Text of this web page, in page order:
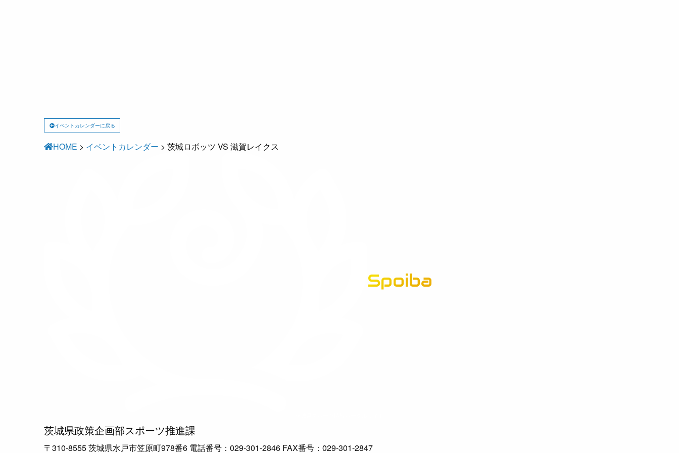
イベントカレンダーに戻る
HOME > イベントカレンダー > 茨城ロボッツ VS 滋賀レイクス
Spoiba
茨城県政策企画部スポーツ推進課
〒310-8555 茨城県水戸市笠原町978番6 電話番号：029-301-2846 FAX番号：029-301-2847